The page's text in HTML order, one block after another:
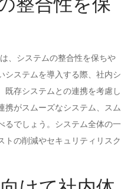
整合性を保
、システムの整合性を保ちや
システムを導入する際、社内シ
既存システムとの連携を考慮し
携がスムーズなシステム、スム
るでしょう。システム全体の一
トの削減やセキュリティリスク